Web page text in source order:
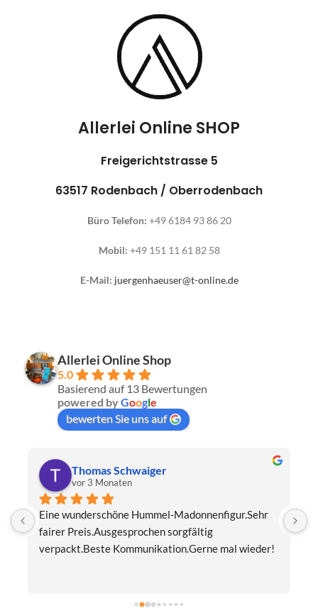
Allerlei Online SHOP
Freigerichtstrasse 5
63517 Rodenbach / Oberrodenbach
Büro Telefon: +49 6184 93 86 20
Mobil: +49 151 11 61 82 58
E-Mail: juergenhaeuser@t-online.de
Allerlei Online Shop
5.0
Basierend auf 13 Bewertungen
powered byGoogle
bewerten Sie uns auf
Anne u. Johannes Bohlender
vor 3 Monaten
schöne Glas Vase weiß/orange, Vintage 60-70er
Jahresehr schnelle Lieferung, super verpackt, sehr
zufrieden